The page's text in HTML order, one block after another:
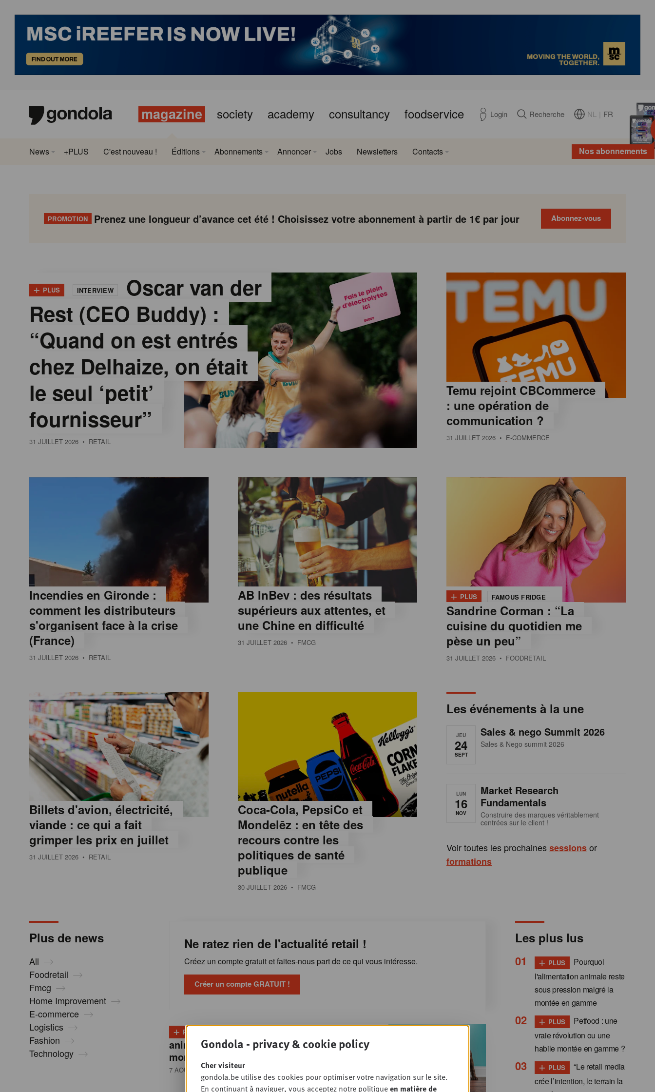
magazine society academy consultancy foodservice Login Recherche NL FR
Nos abonnements
News +PLUS C'est nouveau ! Éditions Abonnements Annoncer Jobs Newsletters Contacts
PROMOTION Prenez une longueur d’avance cet été ! Choisissez votre abonnement à partir de 1€ par jour Abonnez-vous
+ PLUS INTERVIEW
Oscar van der
Rest (CEO Buddy) :
“Quand on est entrés
chez Delhaize, on était
le seul ‘petit’
fournisseur”
31 JUILLET 2026 • RETAIL
Temu rejoint CBCommerce
: une opération de
communication ?
31 JUILLET 2026 • E-COMMERCE
Incendies en Gironde :
comment les distributeurs
s'organisent face à la crise
(France)
31 JUILLET 2026 • RETAIL
AB InBev : des résultats
supérieurs aux attentes, et
une Chine en difficulté
31 JUILLET 2026 • FMCG
+ PLUS FAMOUS FRIDGE
Sandrine Corman : “La
cuisine du quotidien me
pèse un peu”
31 JUILLET 2026 • FOODRETAIL
Billets d'avion, électricité,
viande : ce qui a fait
grimper les prix en juillet
31 JUILLET 2026 • RETAIL
Coca-Cola, PepsiCo et
Mondelēz : en tête des
recours contre les
politiques de santé
publique
30 JUILLET 2026 • FMCG
Les événements à la une
JEU
24
SEPT
Sales & nego Summit 2026
Sales & Nego summit 2026
LUN
16
NOV
Market Research
Fundamentals
Construire des marques véritablement
centrées sur le client !
Voir toutes les prochaines sessionsor
formations
Plus de news
All
Foodretail
Fmcg
Home Improvement
E-commerce
Logistics
Fashion
Technology
Ne ratez rien de l'actualité retail !
Créez un compte gratuit et faites-nous part de ce qui vous intéresse.
Créer un compte GRATUIT !
+ PLUS
Pourquoi l'alimentation
animale reste sous pression malgré la
montée en gamme
7 AOÛT 2026• PET STORE
Les plus lus
+ PLUS
Pourquoi
l'alimentation animale reste
sous pression malgré la
montée en gamme
+ PLUS
Petfood : une
vraie révolution ou une
habile montée en gamme ?
+ PLUS
“Le retail media
crée l’intention, le terrain la
Gondola - privacy & cookie policy
Cher visiteur
gondola.be utilise des cookies pour optimiser votre navigation sur le site.
En continuant à naviguer, vous acceptez notre politiqueen matière de